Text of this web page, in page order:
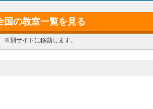
国の教室一覧を見る
※別サイトに移動します。